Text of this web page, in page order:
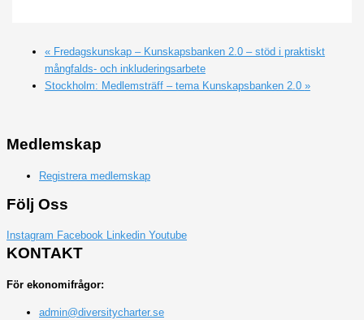
«Fredagskunskap – Kunskapsbanken 2.0 – stöd i praktiskt
mångfalds- och inkluderingsarbete
Stockholm: Medlemsträff – tema Kunskapsbanken 2.0 »
Medlemskap
Registrera medlemskap
Följ Oss
Instagram Facebook Linkedin Youtube
KONTAKT
För ekonomifrågor:
admin@diversitycharter.se